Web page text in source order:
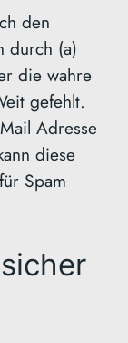
den
durch (a)
die wahre
gefehlt.
Adresse
diese
Spam